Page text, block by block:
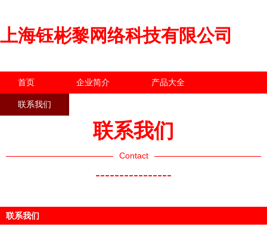
上海钰彬黎网络科技有限公司
首页 企业简介 产品大全
联系我们
联系我们
Contact
----------------
联系我们